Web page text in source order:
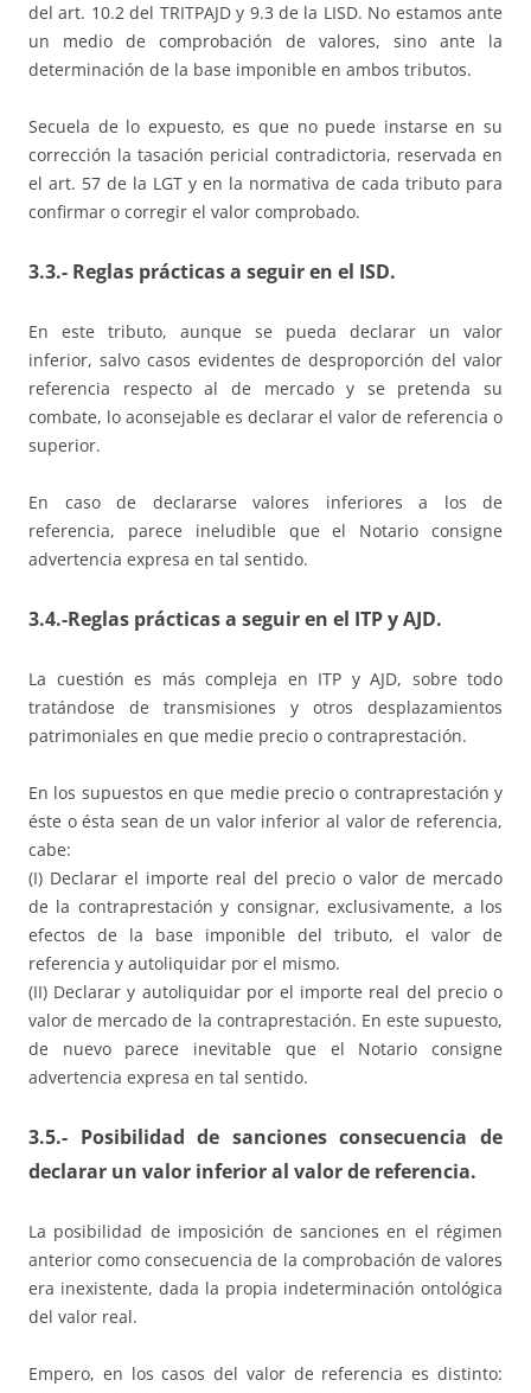
del art. 10.2 del TRITPAJD y 9.3 de la LISD. No estamos ante
un medio de comprobación de valores, sino ante la
determinación de la base imponible en ambos tributos.
Secuela de lo expuesto, es que no puede instarse en su
corrección la tasación pericial contradictoria, reservada en
el art. 57 de la LGT y en la normativa de cada tributo para
confirmar o corregir el valor comprobado.
3.3.- Reglas prácticas a seguir en el ISD.
En este tributo, aunque se pueda declarar un valor
inferior, salvo casos evidentes de desproporción del valor
referencia respecto al de mercado y se pretenda su
combate, lo aconsejable es declarar el valor de referencia o
superior.
En caso de declararse valores inferiores a los de
referencia, parece ineludible que el Notario consigne
advertencia expresa en tal sentido.
3.4.-Reglas prácticas a seguir en el ITP y AJD.
La cuestión es más compleja en ITP y AJD, sobre todo
tratándose de transmisiones y otros desplazamientos
patrimoniales en que medie precio o contraprestación.
En los supuestos en que medie precio o contraprestación y
éste o ésta sean de un valor inferior al valor de referencia,
cabe:
(I) Declarar el importe real del precio o valor de mercado
de la contraprestación y consignar, exclusivamente, a los
efectos de la base imponible del tributo, el valor de
referencia y autoliquidar por el mismo.
(II) Declarar y autoliquidar por el importe real del precio o
valor de mercado de la contraprestación. En este supuesto,
de nuevo parece inevitable que el Notario consigne
advertencia expresa en tal sentido.
3.5.- Posibilidad de sanciones consecuencia de
declarar un valor inferior al valor de referencia.
La posibilidad de imposición de sanciones en el régimen
anterior como consecuencia de la comprobación de valores
era inexistente, dada la propia indeterminación ontológica
del valor real.
Empero, en los casos del valor de referencia es distinto: